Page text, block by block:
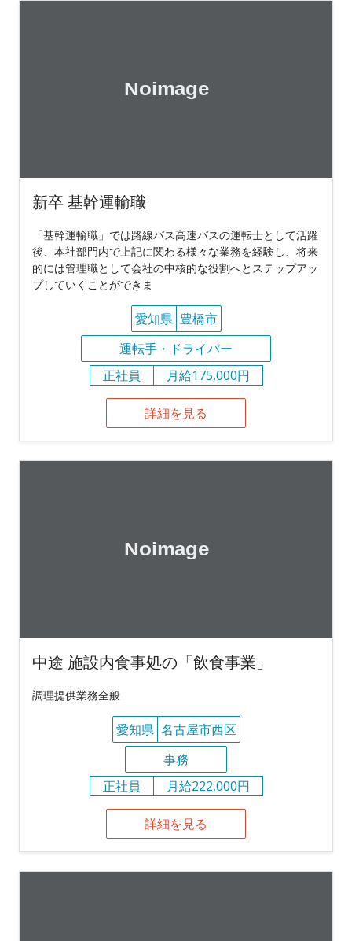
新卒 基幹運輸職
「基幹運輸職」では路線バス高速バスの運転士として活躍
後、本社部門内で上記に関わる様々な業務を経験し、将来
的には管理職として会社の中核的な役割へとステップアッ
プしていくことができま
愛知県 豊橋市
運転手・ドライバー
正社員
月給175,000円
詳細を見る
中途 施設内食事処の「飲食事業」
調理提供業務全般
愛知県 名古屋市西区
事務
正社員
月給222,000円
詳細を見る